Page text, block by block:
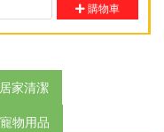
購物車
家清潔
物用品